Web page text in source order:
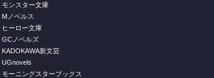
モンスター文庫
Mノベルス
ヒーロー文庫
GCノベルズ
KADOKAWA新文芸
UGnovels
モーニングスターブックス